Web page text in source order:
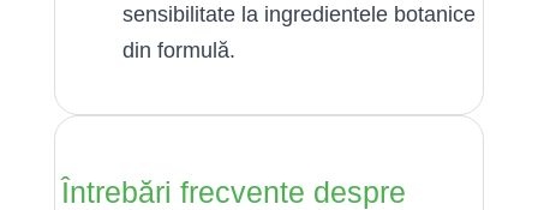
sensibilitate la ingredientele botanice
din formulă.
Întrebări frecvente despre